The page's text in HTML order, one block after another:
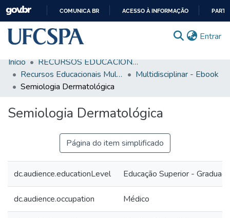
CONTEÚDO
COMUNICA BR ACESSO À INFORMAÇÃO
Entrar
Comunidades & Coleções
Busca Facetada
Estatísticas
Autoarquivamento
Sobre o RI-UFCSPA
FAQ
Início
RECURSOS EDUCACIONAIS
Recursos Educacionais Multidisciplinares
Multidisciplinar - Ebook
Semiologia Dermatológica
Semiologia Dermatológica
Página do item simplificado
dc.audience.educationLevel Educação Superior -
dc.audience.occupation Médico